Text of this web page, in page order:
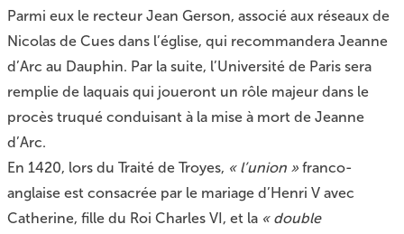
Parmi eux le recteur Jean Gerson, associé aux réseaux de
Nicolas de Cues dans l’église, qui recommandera Jeanne
d’Arc au Dauphin. Par la suite, l’Université de Paris sera
remplie de laquais qui joueront un rôle majeur dans le
procès truqué conduisant à la mise à mort de Jeanne
d’Arc.
En 1420, lors du Traité de Troyes, « l’union »franco-
anglaise est consacrée par le mariage d’Henri V avec
Catherine, fille du Roi Charles VI, et la « double